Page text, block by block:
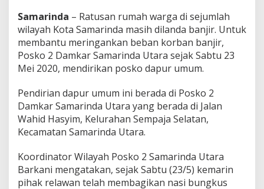
Samarinda – Ratusan rumah warga di sejumlah
wilayah Kota Samarinda masih dilanda banjir. Untuk
membantu meringankan beban korban banjir,
Posko 2 Damkar Samarinda Utara sejak Sabtu 23
Mei 2020, mendirikan posko dapur umum.
Pendirian dapur umum ini berada di Posko 2
Damkar Samarinda Utara yang berada di Jalan
Wahid Hasyim, Kelurahan Sempaja Selatan,
Kecamatan Samarinda Utara.
Koordinator Wilayah Posko 2 Samarinda Utara
Barkani mengatakan, sejak Sabtu (23/5) kemarin
pihak relawan telah membagikan nasi bungkus